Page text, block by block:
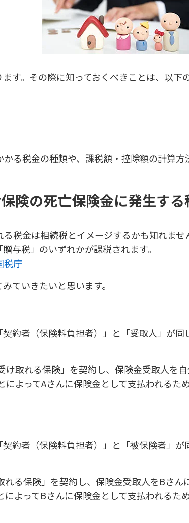
す。その際に知っておくべきことは、以下
る税金の種類や、課税額・控除額の計算方
険の死亡保険金に発生す
税金は相続税とイメージするかも知れま
与税」のいずれかが課税されます。
税庁
ていきたいと思います。
約者（保険料負担者）」と「受取人」が同
取れる保険」を契約し、保険金受取人を自
よってAさんに保険金として支払われる
約者（保険料負担者）」と「被保険者」が
る保険」を契約し、保険金受取人をBさん
よってBさんに保険金として支払われる